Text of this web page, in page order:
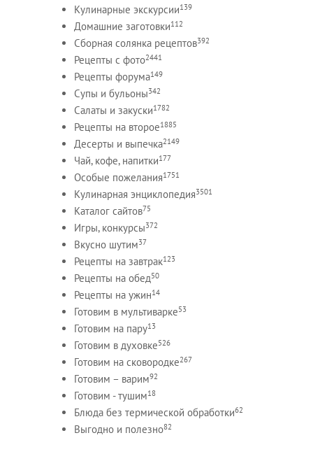
Кулинарные экскурсии139
Домашние заготовки112
Сборная солянка рецептов392
Рецепты c фото2441
Рецепты форума149
Супы и бульоны342
Салаты и закуски1782
Рецепты на второе1885
Десерты и выпечка2149
Чай, кофе, напитки177
Особые пожелания1751
Кулинарная энциклопедия3501
Каталог сайтов75
Игры, конкурсы372
Вкусно шутим37
Рецепты на завтрак123
Рецепты на обед50
Рецепты на ужин14
Готовим в мультиварке53
Готовим на пару13
Готовим в духовке526
Готовим на сковородке267
Готовим – варим92
Готовим - тушим18
Блюда без термической обработки62
Выгодно и полезно82